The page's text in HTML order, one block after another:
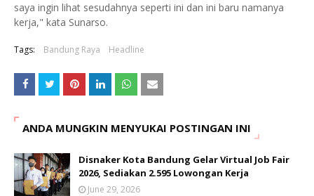
saya ingin lihat sesudahnya seperti ini dan ini baru namanya
kerja," kata Sunarso.
Tags: Bandung Raya Headline
ANDA MUNGKIN MENYUKAI POSTINGAN INI
Disnaker Kota Bandung Gelar Virtual Job Fair
2026, Sediakan 2.595 Lowongan Kerja
June 29, 2026